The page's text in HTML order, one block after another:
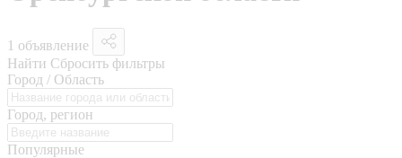
1 объявление
Найти Сбросить фильтры
Город / Область
Город, регион
Популярные